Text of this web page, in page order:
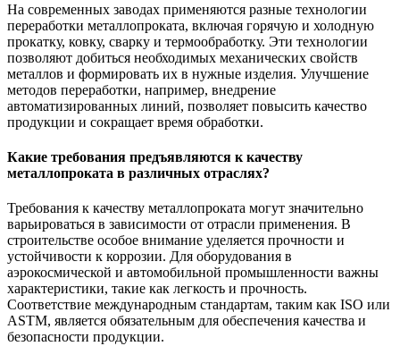
На современных заводах применяются разные технологии
переработки металлопроката, включая горячую и холодную
прокатку, ковку, сварку и термообработку. Эти технологии
позволяют добиться необходимых механических свойств
металлов и формировать их в нужные изделия. Улучшение
методов переработки, например, внедрение
автоматизированных линий, позволяет повысить качество
продукции и сокращает время обработки.
Какие требования предъявляются к качеству
металлопроката в различных отраслях?
Требования к качеству металлопроката могут значительно
варьироваться в зависимости от отрасли применения. В
строительстве особое внимание уделяется прочности и
устойчивости к коррозии. Для оборудования в
аэрокосмической и автомобильной промышленности важны
характеристики, такие как легкость и прочность.
Соответствие международным стандартам, таким как ISO или
ASTM, является обязательным для обеспечения качества и
безопасности продукции.